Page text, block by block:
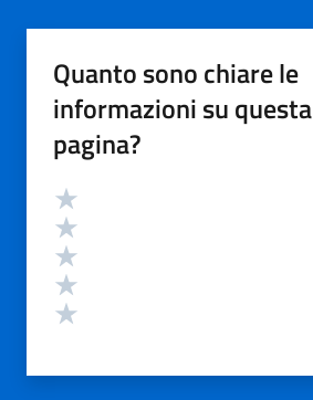
Quanto sono chiare le
informazioni su questa
pagina?
Valutazione